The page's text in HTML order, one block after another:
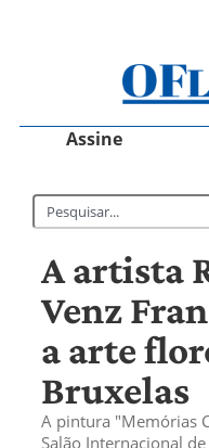
Assine
A artista
Venz
a arte
Bruxelas
A pintura "Memórias
Salão Internacional